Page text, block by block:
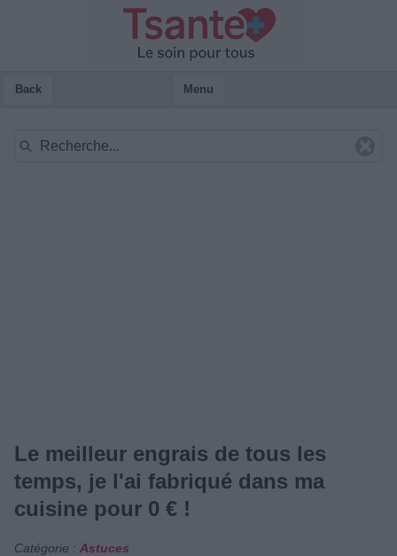
Back Menu
Le meilleur engrais de tous les
temps, je l'ai fabriqué dans ma
cuisine pour 0 € !
Catégorie : Astuces